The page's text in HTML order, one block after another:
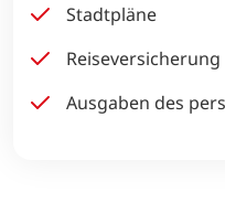
Stadtpläne
Reiseversicherung
Ausgaben des